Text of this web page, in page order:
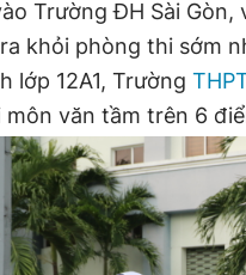
Trường ĐH Sài Gòn,
khỏi phòng thi sớm
lớp 12A1, Trường
môn văn tầm trên 6